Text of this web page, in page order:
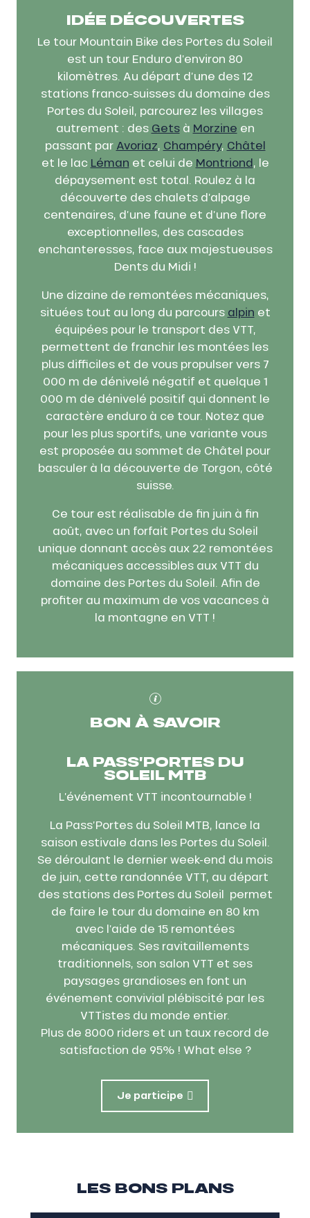
IDÉE DÉCOUVERTES
Le tour Mountain Bike des Portes du Soleil
est un tour Enduro d’environ 80
kilomètres. Au départ d’une des 12
stations franco-suisses du domaine des
Portes du Soleil, parcourez les villages
autrement : des Getsà Morzine en
passant par Avoriaz, Champéry, Châtel
et le lac Léman et celui de Montriond, le
dépaysement est total. Roulez à la
découverte des chalets d’alpage
centenaires, d’une faune et d’une flore
exceptionnelles, des cascades
enchanteresses, face aux majestueuses
Dents du Midi !
Une dizaine de remontées mécaniques,
situées tout au long du parcours alpin et
équipées pour le transport des VTT,
permettent de franchir les montées les
plus difficiles et de vous propulser vers 7
000 m de dénivelé négatif et quelque 1
000 m de dénivelé positif qui donnent le
caractère enduro à ce tour. Notez que
pour les plus sportifs, une variante vous
est proposée au sommet de Châtel pour
basculer à la découverte de Torgon, côté
suisse.
Ce tour est réalisable de fin juin à fin
août, avec un forfait Portes du Soleil
unique donnant accès aux 22 remontées
mécaniques accessibles aux VTT du
domaine des Portes du Soleil. Afin de
profiter au maximum de vos vacances à
la montagne en VTT !
BON À SAVOIR
LA PASS’PORTES DU
SOLEIL MTB
L’événement VTT incontournable !
La Pass’Portes du Soleil MTB, lance la
saison estivale dans les Portes du Soleil.
Se déroulant le dernier week-end du mois
de juin, cette randonnée VTT, au départ
des stations des Portes du Soleil permet
de faire le tour du domaine en 80 km
avec l’aide de 15 remontées
mécaniques. Ses ravitaillements
traditionnels, son salon VTT et ses
paysages grandioses en font un
événement convivial plébiscité par les
VTTistes du monde entier.
Plus de 8000 riders et un taux record de
satisfaction de 95% ! What else ?
Je participe
LES BONS PLANS